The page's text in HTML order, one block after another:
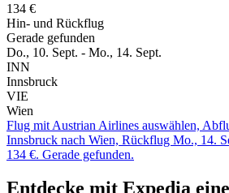
134 €
Hin- und Rückflug
Gerade gefunden
Do., 10. Sept. - Mo., 14. Sept.
INN
Innsbruck
VIE
Wien
Flug mit Austrian Airlines auswählen,
Innsbruck nach Wien, Rückflug Mo., 14.
134 €. Gerade gefunden.
Entdecke mit Expedia